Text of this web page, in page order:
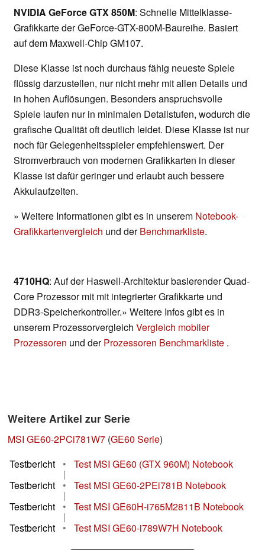
NVIDIA GeForce GTX 850M: Schnelle Mittelklasse-
Grafikkarte der GeForce-GTX-800M-Baureihe. Basiert
auf dem Maxwell-Chip GM107.
Diese Klasse ist noch durchaus fähig neueste Spiele
flüssig darzustellen, nur nicht mehr mit allen Details und
in hohen Auflösungen. Besonders anspruchsvolle
Spiele laufen nur in minimalen Detailstufen, wodurch die
grafische Qualität oft deutlich leidet. Diese Klasse ist nur
noch für Gelegenheitsspieler empfehlenswert. Der
Stromverbrauch von modernen Grafikkarten in dieser
Klasse ist dafür geringer und erlaubt auch bessere
Akkulaufzeiten.
» Weitere Informationen gibt es in unserem Notebook-
Grafikkartenvergleich und derBenchmarkliste.
4710HQ: Auf der Haswell-Architektur basierender Quad-
Core Prozessor mit mit integrierter Grafikkarte und
DDR3-Speicherkontroller.» Weitere Infos gibt es in
unserem Prozessorvergleich Vergleich mobiler
Prozessoren und derProzessoren Benchmarkliste .
Weitere Artikel zur Serie
MSI GE60-2PCi781W7 (GE60 Serie)
Testbericht
• Test MSI GE60 (GTX 960M) Notebook
|
Testbericht
• Test MSI GE60-2PEi781B Notebook
|
Testbericht
• Test MSI GE60H-i765M2811B Notebook
|
Testbericht
• Test MSI GE60-i789W7H Notebook